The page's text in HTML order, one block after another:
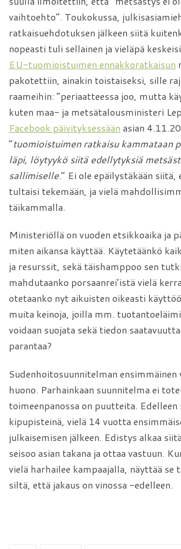
vaihtoehto”. Toukokussa,
ratkaisuehdotuksen jälkeen siitä
nopeasti tuli sellainen ja vieläpä
EU-tuomioistuimen ennakkoratkaisun
pakotettiin, ainakin toistaiseksi, sille
raameihin: ”periaatteessa joo, mutta
kuten maa- ja metsätalousministeri
Facebook päivityksessään asian
”tuomioistuimen ratkaisu kammataan
läpi, löytyykö siitä edellytyksiä
sallimiselle.” Ei ole epäilystäkään siitä,
tultaisi tekemään, ja vielä
täikammalla.
Ministeriöllä on vuoden etsikkoaika ja
miten aikansa käyttää. Käytetäänkö
ja resurssit, sekä täishamppoo sen
mahdutaanko porsaanrei’istä vielä
otetaanko nyt aikuisten oikeasti
muita keinoja, joilla mm.
voidaan suojata sekä tiedon
parantaa?
Sudenhoitosuunnitelman
huono. Parhainkaan suunnitelma ei
toimeenpanossa on puutteita.
kipupisteinä, vielä 14 vuotta
julkaisemisen jälkeen. Edistys alkaa
seisoo asian takana ja ottaa vastuun.
vielä harhailee kampaajalla, näyttää se
siltä, että jakaus on vinossa -edelleen.